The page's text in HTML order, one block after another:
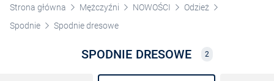
Strona główna Mężczyźni NOWOŚCI
Odzież
Spodnie
Spodnie dresowe
SPODNIE DRESOWE 2